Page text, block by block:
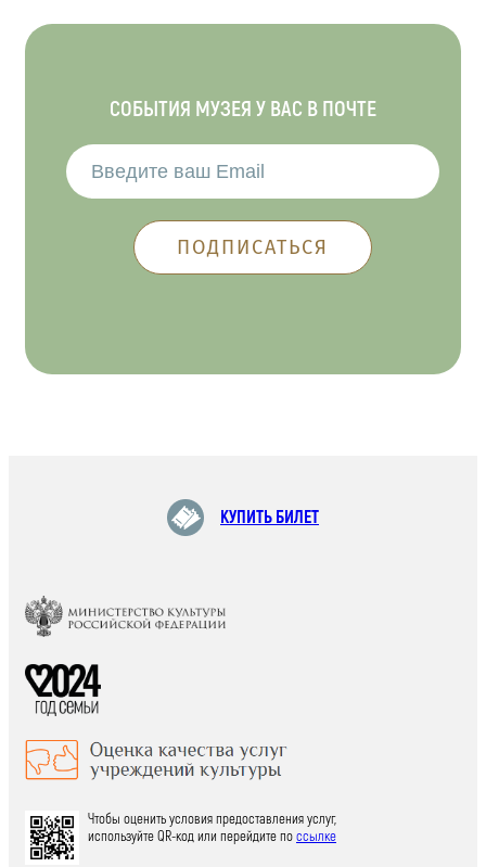
СОБЫТИЯ МУЗЕЯ У ВАС В ПОЧТЕ
КУПИТЬ БИЛЕТ
Чтобы оценить условия предоставления услуг,
используйте QR-код или перейдите поссылке